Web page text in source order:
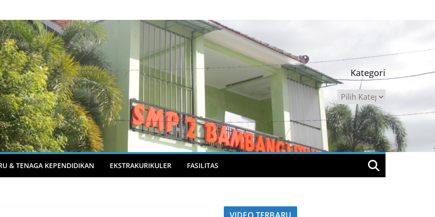
Kategori
Kategori
& TENAGA KEPENDIDIKAN EKSTRAKURIKULER FASILITAS